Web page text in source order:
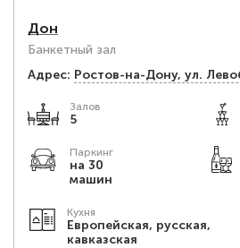
Дон
Банкетный зал
Адрес: Ростов-на-Дону, ул.
Залов
5
Паркинг
на 30
машин
Кухня
Европейская, русская,
кавказская